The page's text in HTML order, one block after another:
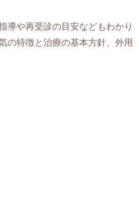
導や再受診の目安などもわかり
の特徴と治療の基本方針、外用